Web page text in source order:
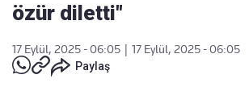
özür diletti"
17 Eylül, 2025 - 06:05
17 Eylül, 2025 - 06:05
Paylaş